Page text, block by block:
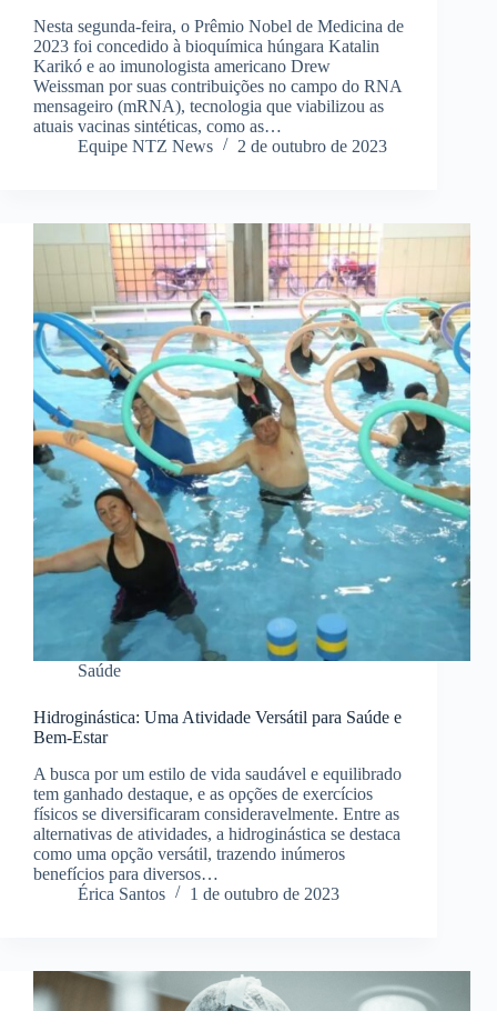
Nesta segunda-feira, o Prêmio Nobel de Medicina de
2023 foi concedido à bioquímica húngara Katalin
Karikó e ao imunologista americano Drew
Weissman por suas contribuições no campo do RNA
mensageiro (mRNA), tecnologia que viabilizou as
atuais vacinas sintéticas, como as…
Equipe NTZ News
2 de outubro de 2023
Saúde
Hidroginástica: Uma Atividade Versátil para Saúde e
Bem-Estar
A busca por um estilo de vida saudável e equilibrado
tem ganhado destaque, e as opções de exercícios
físicos se diversificaram consideravelmente. Entre as
alternativas de atividades, a hidroginástica se destaca
como uma opção versátil, trazendo inúmeros
benefícios para diversos…
Érica Santos
1 de outubro de 2023